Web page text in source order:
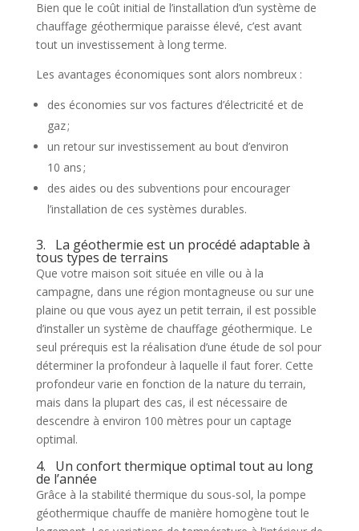
Bien que le coût initial de l’installation d’un système de
chauffage géothermique paraisse élevé, c’est avant
tout un investissement à long terme.
Les avantages économiques sont alors nombreux :
des économies sur vos factures d’électricité et de
gaz ;
un retour sur investissement au bout d’environ
10 ans ;
des aides ou des subventions pour encourager
l’installation de ces systèmes durables.
3. La géothermie est un procédé adaptable à
tous types de terrains
Que votre maison soit située en ville ou à la
campagne, dans une région montagneuse ou sur une
plaine ou que vous ayez un petit terrain, il est possible
d’installer un système de chauffage géothermique. Le
seul prérequis est la réalisation d’une étude de sol pour
déterminer la profondeur à laquelle il faut forer. Cette
profondeur varie en fonction de la nature du terrain,
mais dans la plupart des cas, il est nécessaire de
descendre à environ 100 mètres pour un captage
optimal.
4. Un confort thermique optimal tout au long
de l’année
Grâce à la stabilité thermique du sous-sol, la pompe
géothermique chauffe de manière homogène tout le